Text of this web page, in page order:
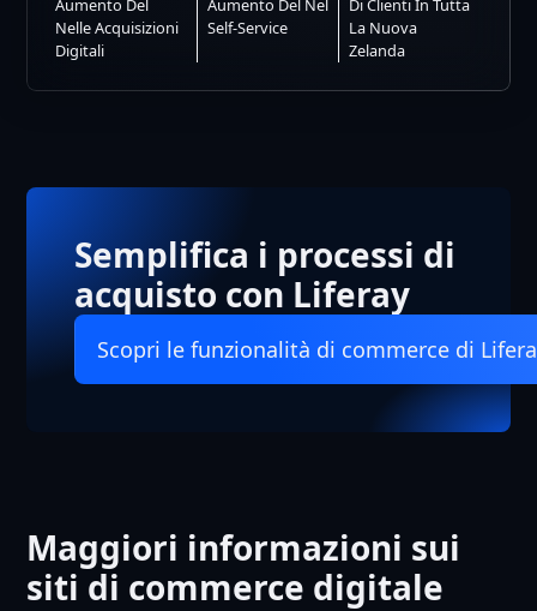
Nelle Acquisizioni
Digitali
Self-Service
La Nuova
Zelanda
Semplifica i processi di
acquisto con Liferay
Scopri le funzionalità di commerce di
Maggiori informazioni sui
siti di commerce digitale